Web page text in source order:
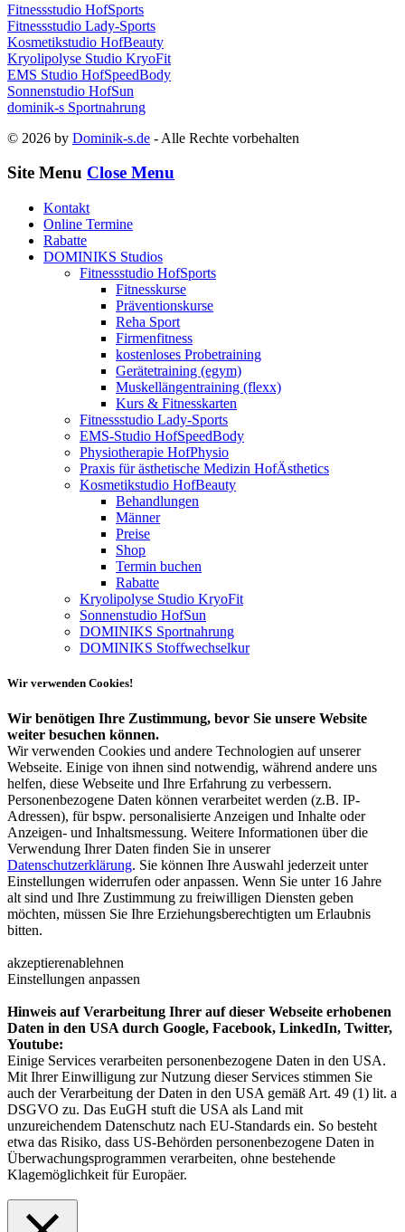
Fitnessstudio HofSports
Fitnessstudio Lady-Sports
Kosmetikstudio HofBeauty
Kryolipolyse Studio KryoFit
EMS Studio HofSpeedBody
Sonnenstudio HofSun
dominik-s Sportnahrung
© 2026 by Dominik-s.de - Alle Rechte vorbehalten
Site Menu Close Menu
Kontakt
Online Termine
Rabatte
DOMINIKS Studios
Fitnessstudio HofSports
Fitnesskurse
Präventionskurse
Reha Sport
Firmenfitness
kostenloses Probetraining
Gerätetraining (egym)
Muskellängentraining (flexx)
Kurs & Fitnesskarten
Fitnessstudio Lady-Sports
EMS-Studio HofSpeedBody
Physiotherapie HofPhysio
Praxis für ästhetische Medizin HofÄsthetics
Kosmetikstudio HofBeauty
Behandlungen
Männer
Preise
Shop
Termin buchen
Rabatte
Kryolipolyse Studio KryoFit
Sonnenstudio HofSun
DOMINIKS Sportnahrung
DOMINIKS Stoffwechselkur
Wir verwenden Cookies!
Wir benötigen Ihre Zustimmung, bevor Sie unsere Website
weiter besuchen können.
Wir verwenden Cookies und andere Technologien auf unserer
Webseite. Einige von ihnen sind notwendig, während andere uns
helfen, diese Webseite und Ihre Erfahrung zu verbessern.
Personenbezogene Daten können verarbeitet werden (z.B. IP-
Adressen), für bspw. personalisierte Anzeigen und Inhalte oder
Anzeigen- und Inhaltsmessung. Weitere Informationen über die
Verwendung Ihrer Daten finden Sie in unserer
Datenschutzerklärung. Sie können Ihre Auswahl jederzeit unter
Einstellungen widerrufen oder anpassen. Wenn Sie unter 16 Jahre
alt sind und Ihre Zustimmung zu freiwilligen Diensten geben
möchten, müssen Sie Ihre Erziehungsberechtigten um Erlaubnis
bitten.
akzeptierenablehnen
Einstellungen anpassen
Hinweis auf Verarbeitung Ihrer auf dieser Webseite erhobenen
Daten in den USA durch Google, Facebook, LinkedIn, Twitter,
Youtube:
Einige Services verarbeiten personenbezogene Daten in den USA.
Mit Ihrer Einwilligung zur Nutzung dieser Services stimmen Sie
auch der Verarbeitung der Daten in den USA gemäß Art. 49 (1) lit. a
DSGVO zu. Das EuGH stuft die USA als Land mit
unzureichendem Datenschutz nach EU-Standards ein. So besteht
etwa das Risiko, dass US-Behörden personenbezogene Daten in
Überwachungsprogrammen verarbeiten, ohne bestehende
Klagemöglichkeit für Europäer.